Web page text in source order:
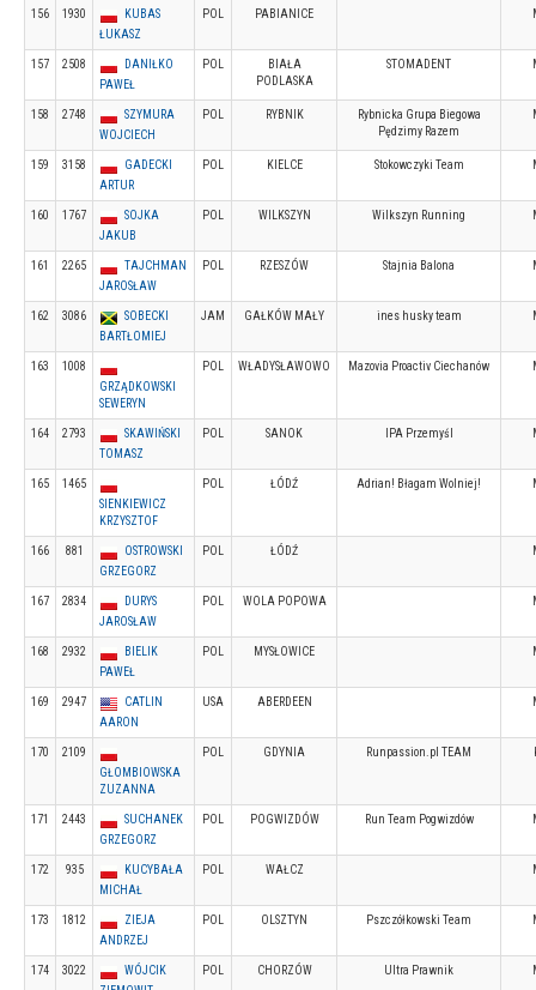
156 1930
KUBAS
ŁUKASZ
POL PABIANICE
157 2508
DANIŁKO
PAWEŁ
POL
BIAŁA
PODLASKA
STOMADENT
158 2748
SZYMURA
WOJCIECH
POL RYBNIK
Rybnicka Grupa Biegowa
Pędzimy Razem
159 3158
GADECKI
ARTUR
POL KIELCE Stokowczyki Team
160 1767
SOJKA
JAKUB
POL WILKSZYN Wilkszyn Running
161 2265
TAJCHMAN
JAROSŁAW
POL RZESZÓW Stajnia Balona
162 3086
SOBECKI
BARTŁOMIEJ
JAM GAŁKÓW MAŁY ines husky team
163
1008
GRZĄDKOWSKI
SEWERYN
POL WŁADYSŁAWOWO Mazovia Proactiv Ciechanów
164 2793
SKAWIŃSKI
TOMASZ
POL SANOK IPA Przemyśl
165
1465
SIENKIEWICZ
KRZYSZTOF
POL ŁÓDŹ Adrian! Błagam Wolniej!
166 881
OSTROWSKI
GRZEGORZ
POL ŁÓDŹ
167 2834
DURYS
JAROSŁAW
POL WOLA POPOWA
168 2932
BIELIK
PAWEŁ
POL MYSŁOWICE
169 2947
CATLIN
AARON
USA ABERDEEN
170
2109
GŁOMBIOWSKA
ZUZANNA
POL GDYNIA Runpassion.pl TEAM
171 2443
SUCHANEK
GRZEGORZ
POL POGWIZDÓW Run Team Pogwizdów
172 935
KUCYBAŁA
MICHAŁ
POL WAŁCZ
173 1812
ZIEJA
ANDRZEJ
POL OLSZTYN Pszczółkowski Team
174 3022
WÓJCIK
POL CHORZÓW Ultra Prawnik